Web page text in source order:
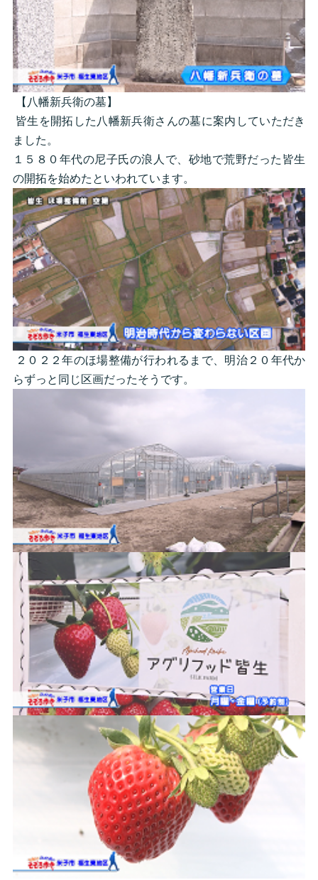
【八幡新兵衛の墓】
皆生を開拓した八幡新兵衛さんの墓に案内していただき
ました。
１５８０年代の尼子氏の浪人で、砂地で荒野だった皆生
の開拓を始めたといわれています。
２０２２年のほ場整備が行われるまで、明治２０年代か
らずっと同じ区画だったそうです。